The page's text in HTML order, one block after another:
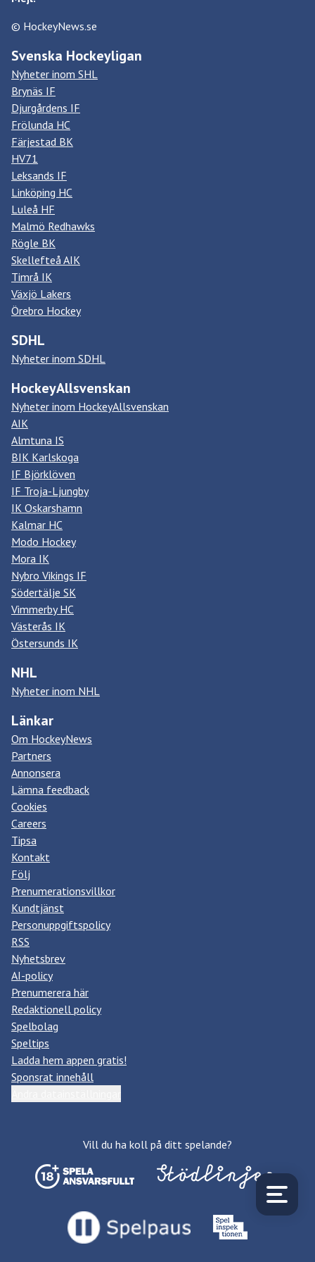
© HockeyNews.se
Svenska Hockeyligan
Nyheter inom SHL
Brynäs IF
Djurgårdens IF
Frölunda HC
Färjestad BK
HV71
Leksands IF
Linköping HC
Luleå HF
Malmö Redhawks
Rögle BK
Skellefteå AIK
Timrå IK
Växjö Lakers
Örebro Hockey
SDHL
Nyheter inom SDHL
HockeyAllsvenskan
Nyheter inom HockeyAllsvenskan
AIK
Almtuna IS
BIK Karlskoga
IF Björklöven
IF Troja-Ljungby
IK Oskarshamn
Kalmar HC
Modo Hockey
Mora IK
Nybro Vikings IF
Södertälje SK
Vimmerby HC
Västerås IK
Östersunds IK
NHL
Nyheter inom NHL
Länkar
Om HockeyNews
Partners
Annonsera
Lämna feedback
Cookies
Careers
Tipsa
Kontakt
Följ
Prenumerationsvillkor
Kundtjänst
Personuppgiftspolicy
RSS
Nyhetsbrev
AI-policy
Prenumerera här
Redaktionell policy
Spelbolag
Speltips
Ladda hem appen gratis!
Sponsrat innehåll
Vill du ha koll på ditt spelande?